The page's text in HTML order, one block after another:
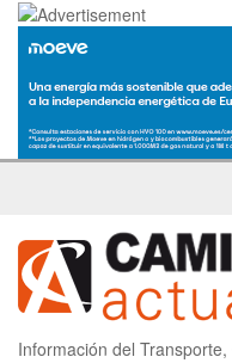
Información del